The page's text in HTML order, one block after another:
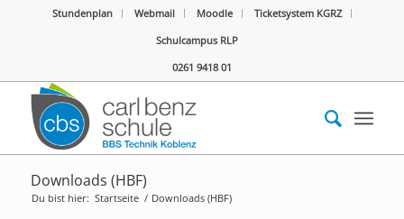
Stundenplan Webmail Moodle
Ticketsystem KGRZ
Schulcampus RLP
0261 9418 01
Downloads (HBF)
Du bist hier: Startseite / Downloads (HBF)